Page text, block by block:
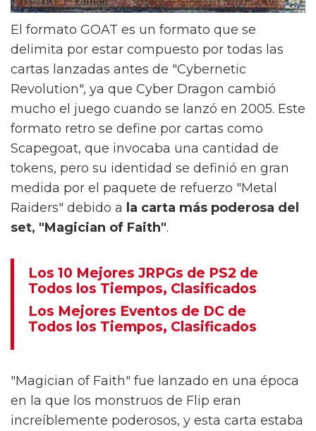
El formato GOAT es un formato que se
delimita por estar compuesto por todas las
cartas lanzadas antes de "Cybernetic
Revolution", ya que Cyber Dragon cambió
mucho el juego cuando se lanzó en 2005. Este
formato retro se define por cartas como
Scapegoat, que invocaba una cantidad de
tokens, pero su identidad se definió en gran
medida por el paquete de refuerzo "Metal
Raiders" debido a la carta más poderosa del
set, "Magician of Faith".
Los 10 Mejores JRPGs de PS2 de
Todos los Tiempos, Clasificados
Los Mejores Eventos de DC de
Todos los Tiempos, Clasificados
"Magician of Faith" fue lanzado en una época
en la que los monstruos de Flip eran
increíblemente poderosos, y esta carta estaba